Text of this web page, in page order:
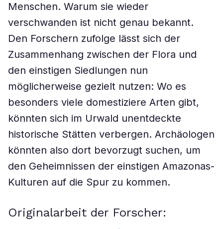
Menschen. Warum sie wieder
verschwanden ist nicht genau bekannt.
Den Forschern zufolge lässt sich der
Zusammenhang zwischen der Flora und
den einstigen Siedlungen nun
möglicherweise gezielt nutzen: Wo es
besonders viele domestiziere Arten gibt,
könnten sich im Urwald unentdeckte
historische Stätten verbergen. Archäologen
könnten also dort bevorzugt suchen, um
den Geheimnissen der einstigen Amazonas-
Kulturen auf die Spur zu kommen.
Originalarbeit der Forscher: